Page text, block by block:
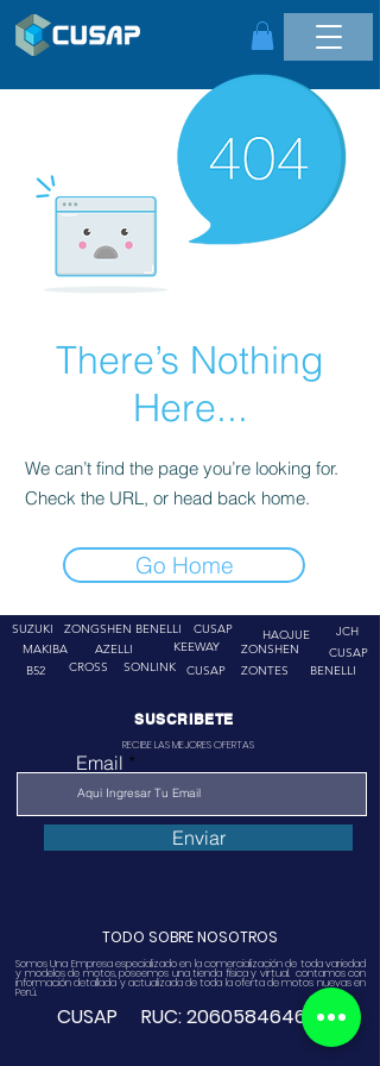
There’s Nothing
Here...
We can’t find the page you’re looking for.
Check the URL, or head back home.
Go Home
SUZUKI
ZONGSHEN
MAKIBA
AZELLI
BENELLI
CUSAP
KEEWAY
B52
CROSS SONLINK CUSAP
HAOJUE
JCH
ZONSHEN
ZONTES
CUSAP
BENELLI
SUSCRIBETE
RECIBE LAS MEJORES OFERTAS
Email
Enviar
TODO SOBRE NOSOTROS
Somos Una Empresa especializado en la comercialización de toda variedad
y modelos de motos, poseemos una tienda física y virtual. contamos con
información detallada y actualizada de toda la oferta de motos nuevas en
Perú.
CUSAP RUC:20605846468